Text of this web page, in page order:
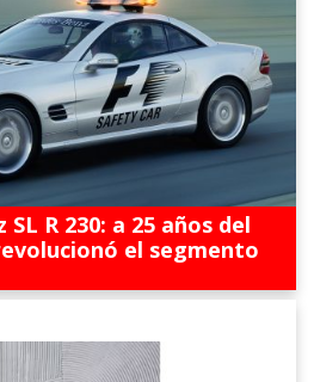
R 230: a 25 años del
el segmento